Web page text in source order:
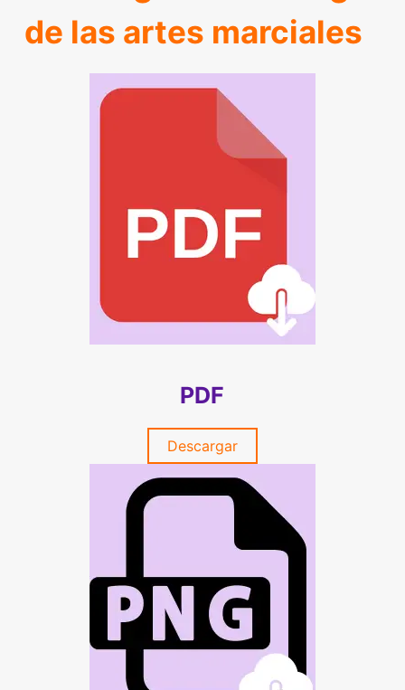
de las artes marciales
PDF
Descargar